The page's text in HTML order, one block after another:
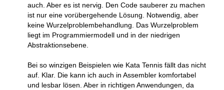
auch. Aber es ist nervig. Den Code sauberer zu machen
ist nur eine vorübergehende Lösung. Notwendig, aber
keine Wurzelproblembehandlung. Das Wurzelproblem
liegt im Programmiermodell und in der niedrigen
Abstraktionsebene.
Bei so winzigen Beispielen wie Kata Tennis fällt das nicht
auf. Klar. Die kann ich auch in Assembler komfortabel
und lesbar lösen. Aber in richtigen Anwendungen, da